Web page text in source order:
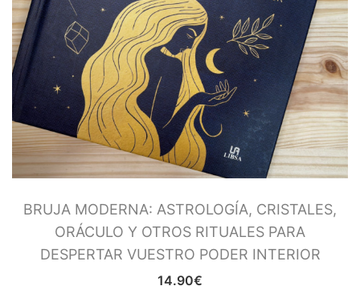
BRUJA MODERNA: ASTROLOGÍA, CRISTALES,
ORÁCULO Y OTROS RITUALES PARA
DESPERTAR VUESTRO PODER INTERIOR
14.90€